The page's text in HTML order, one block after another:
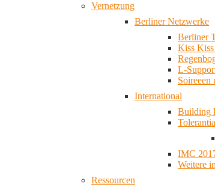
Vernetzung
Berliner Netzwerke
Berliner
Kiss
L-
Soireeen
International
Building
IMC
Weitere
Ressourcen